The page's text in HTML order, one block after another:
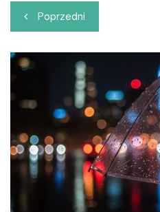
Nawigacja
wpisu
Poprzedni